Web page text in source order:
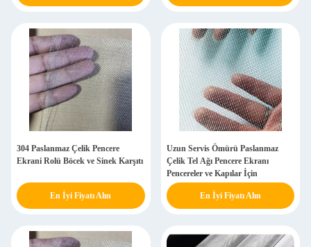
304 Paslanmaz Çelik Pencere
Ekrani Rolü Böcek ve Sinek Karşıtı
En İyi Fiyatı Alın
Uzun Servis Ömürü Paslanmaz
Çelik Tel Ağı Pencere Ekranı
Pencereler ve Kapılar İçin
En İyi Fiyatı Alın